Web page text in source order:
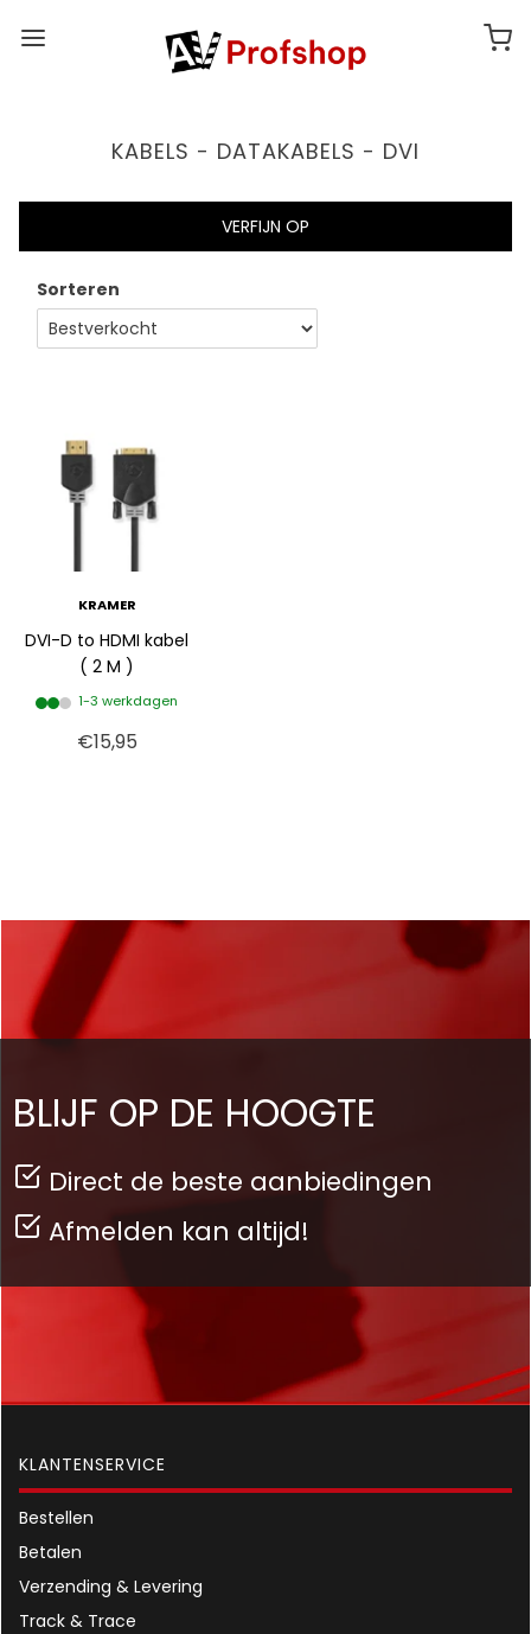
KABELS - DATAKABELS - DVI
VERFIJN OP
Sorteren
KRAMER
DVI-D to HDMI kabel
( 2 M )
1-3 werkdagen
€15,95
BLIJF OP DE HOOGTE
Direct de beste aanbiedingen
Afmelden kan altijd!
KLANTENSERVICE
Bestellen
Betalen
Verzending & Levering
Track & Trace